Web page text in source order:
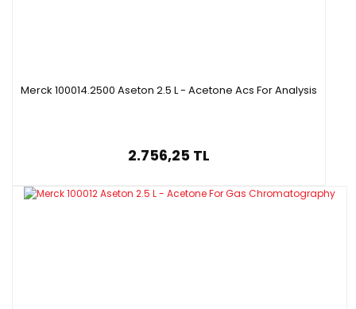
Merck 100014.2500 Aseton 2.5 L - Acetone Acs For Analysis
2.756,25 TL